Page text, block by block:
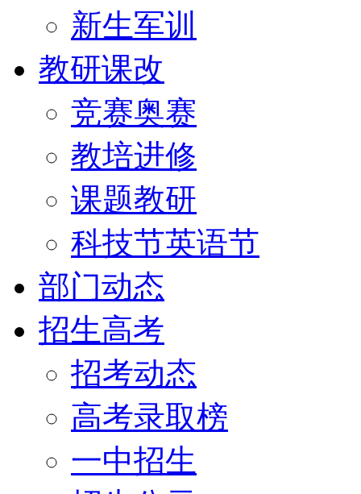
新生军训
教研课改
竞赛奥赛
教培进修
课题教研
科技节英语节
部门动态
招生高考
招考动态
高考录取榜
一中招生